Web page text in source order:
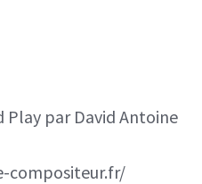
Play par David Antoine
compositeur.fr/